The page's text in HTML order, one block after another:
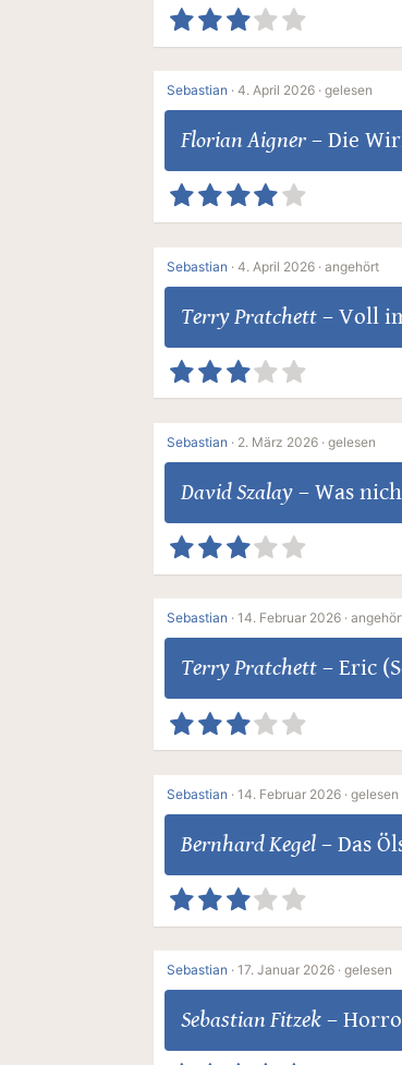
Sebastian · 4. April 2026 · gelesen
Florian Aigner– Die
Sebastian · 4. April 2026 · angehört
Terry Pratchett– Voll
Sebastian · 2. März 2026 · gelesen
David Szalay– Was
Sebastian · 14. Februar 2026 ·
Terry Pratchett– Eric
Sebastian · 14. Februar 2026 · gelesen
Bernhard Kegel– Das
Sebastian · 17. Januar 2026 · gelesen
Sebastian Fitzek–